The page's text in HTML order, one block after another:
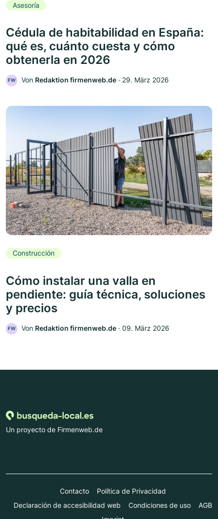
Asesoría
Cédula de habitabilidad en España:
qué es, cuánto cuesta y cómo
obtenerla en 2026
FW Von Redaktion firmenweb.de ‧ 29. März 2026
Construcción
Cómo instalar una valla en
pendiente: guía técnica, soluciones
y precios
FW Von Redaktion firmenweb.de ‧ 09. März 2026
Un proyecto de Firmenweb.de
Contacto
Política de Privacidad
Declaración de accesibilidad web
Condiciones de uso
AGB